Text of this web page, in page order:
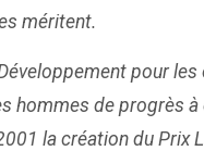
méritent.
pour les
hommes de progrès à
la création du Prix